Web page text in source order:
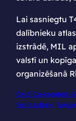
Lai sasniegtu
dalībnieku
izstrādē, MIL
valstī un
organizēšanā
D4.5-Co-created-
Series.docx